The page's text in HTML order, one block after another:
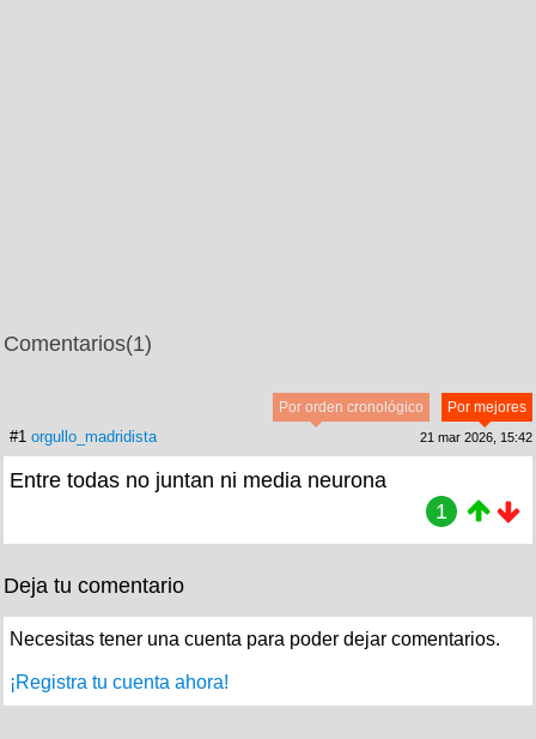
Comentarios(1)
Por mejores
Por orden cronológico
#1 orgullo_madridista 21 mar 2026, 15:42
Entre todas no juntan ni media neurona
1
Deja tu comentario
Necesitas tener una cuenta para poder dejar comentarios.
¡Registra tu cuenta ahora!